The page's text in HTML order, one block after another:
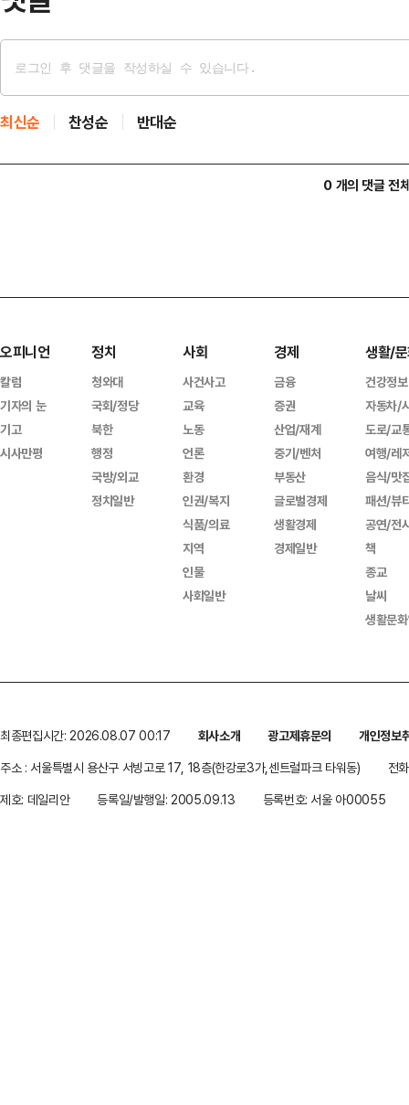
최신순 찬성순 반대순
0 개의 댓글 전
오피니언
칼럼
기자의 눈
기고
시사만평
정치
청와대
국회/정당
북한
행정
국방/외교
정치일반
사회
사건사고
교육
노동
언론
환경
인권/복지
식품/의료
지역
인물
사회일반
경제
금융
증권
산업/재계
중기/벤처
부동산
글로벌경제
생활경제
경제일반
생활/
건강정보
자동차/
도로/교
여행/레
음식/맛
패션/뷰
공연/전
책
종교
날씨
생활문
최종편집시간: 2026.08.07 00:17 회사소개 광고제휴문의
개인정보
주소 : 서울특별시 용산구 서빙고로 17, 18층(한강로3가,센트럴파크 타워동)
전
제호: 데일리안
등록일/발행일: 2005.09.13 등록번호: 서울 아00055